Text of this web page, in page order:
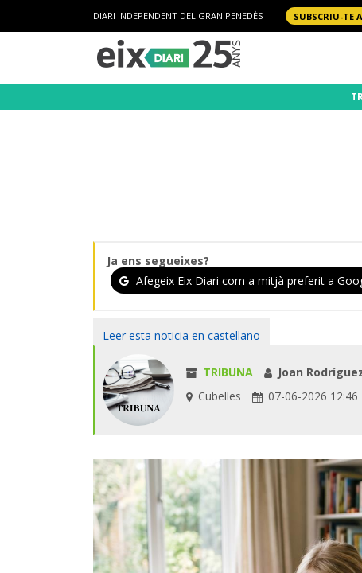
DIARI INDEPENDENT DEL GRAN PENEDÈS | SUBSCRIU-TE
Ja ens segueixes?
Afegeix Eix Diari com a mitjà preferit a
Leer esta noticia en castellano
TRIBUNA
Joan
Cubelles
07-06-2026 12:46